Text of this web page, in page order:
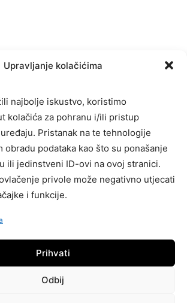
Upravljanje kolačićima
najbolje iskustvo, koristimo
kolačića za pohranu i/ili pristup
Pristanak na te tehnologije
obradu podataka kao što su ponašanje
ili jedinstveni ID-ovi na ovoj stranici.
privole može negativno utjecati
i funkcije.
Prihvati
Odbij
4272423830004
Vrati se na vrh
Mojik Studio Sva Prava Pridržana.